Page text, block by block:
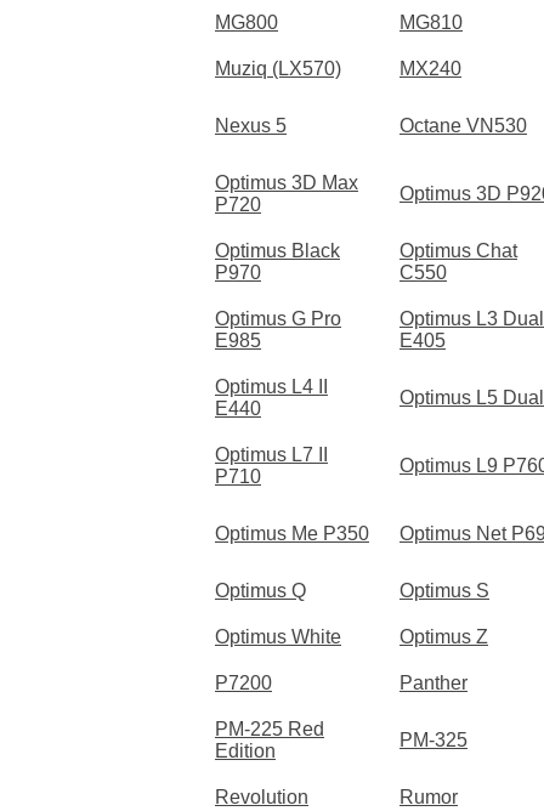
MG800 MG810
Muziq (LX570) MX240
Nexus 5 Octane VN530
Optimus 3D Max
P720
Optimus 3D
Optimus Black
P970
Optimus Chat
C550
Optimus G Pro
E985
Optimus L3 Dual
E405
Optimus L4 II
E440
Optimus L5 Dual
Optimus L7 II
P710
Optimus L9
Optimus Me P350 Optimus Net
Optimus Q Optimus S
Optimus White Optimus Z
P7200 Panther
PM-225 Red
Edition
PM-325
Revolution Rumor